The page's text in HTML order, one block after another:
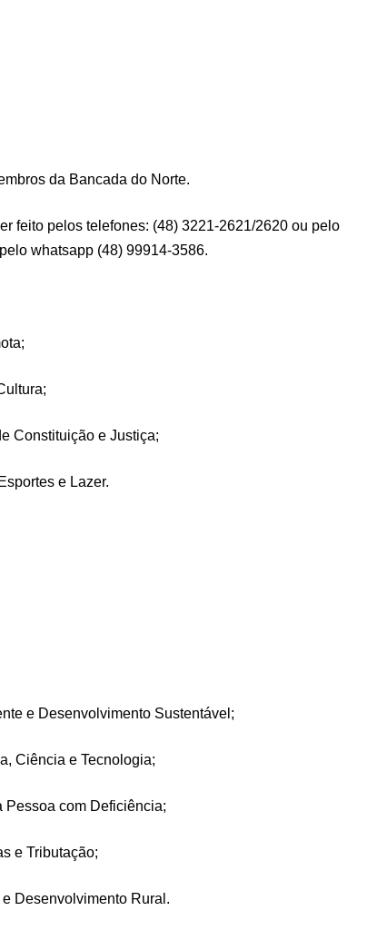
da Bancada do Norte.
feito pelos telefones: (48) 3221-2621/2620 ou pelo
whatsapp (48) 99914-3586.
Constituição e Justiça;
e Lazer.
e Desenvolvimento Sustentável;
Ciência e Tecnologia;
Pessoa com Deficiência;
e Tributação;
Desenvolvimento Rural.